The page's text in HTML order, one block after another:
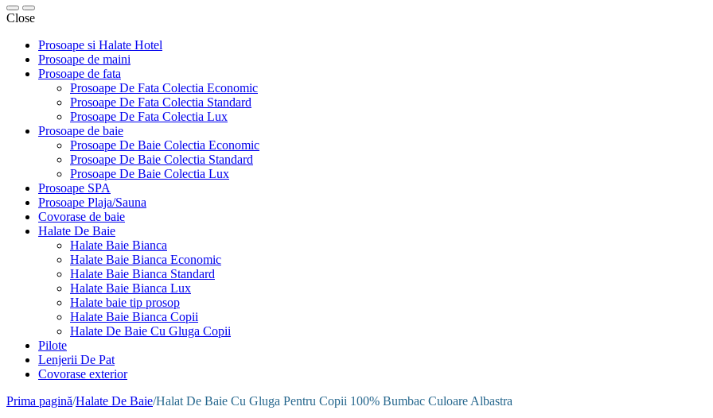
Close
Prosoape si Halate Hotel
Prosoape de maini
Prosoape de fata
Prosoape De Fata Colectia Economic
Prosoape De Fata Colectia Standard
Prosoape De Fata Colectia Lux
Prosoape de baie
Prosoape De Baie Colectia Economic
Prosoape De Baie Colectia Standard
Prosoape De Baie Colectia Lux
Prosoape SPA
Prosoape Plaja/Sauna
Covorase de baie
Halate De Baie
Halate Baie Bianca
Halate Baie Bianca Economic
Halate Baie Bianca Standard
Halate Baie Bianca Lux
Halate baie tip prosop
Halate Baie Bianca Copii
Halate De Baie Cu Gluga Copii
Pilote
Lenjerii De Pat
Covorase exterior
Prima pagină/Halate De Baie/Halat De Baie Cu Gluga Pentru Copii 100% Bumbac Culoare Albastra